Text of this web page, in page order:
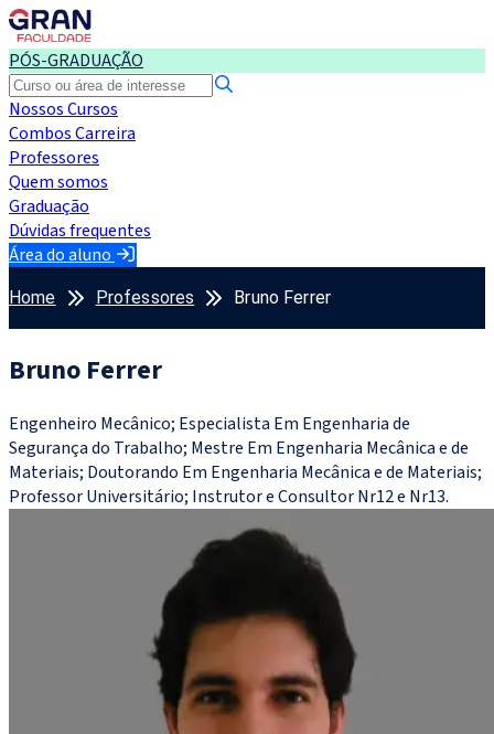
PÓS-GRADUAÇÃO
Nossos Cursos
Combos Carreira
Professores
Quem somos
Graduação
Dúvidas frequentes
Área do aluno
Home Professores Bruno Ferrer
Bruno Ferrer
Engenheiro Mecânico; Especialista Em Engenharia de
Segurança do Trabalho; Mestre Em Engenharia Mecânica e de
Materiais; Doutorando Em Engenharia Mecânica e de Materiais;
Professor Universitário; Instrutor e Consultor Nr12 e Nr13.